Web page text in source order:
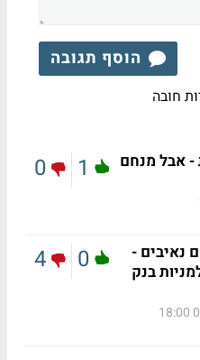
הוסף תגובה
חובה
- אבל מנחם
1
0
נאיבים -
בנק
0
4